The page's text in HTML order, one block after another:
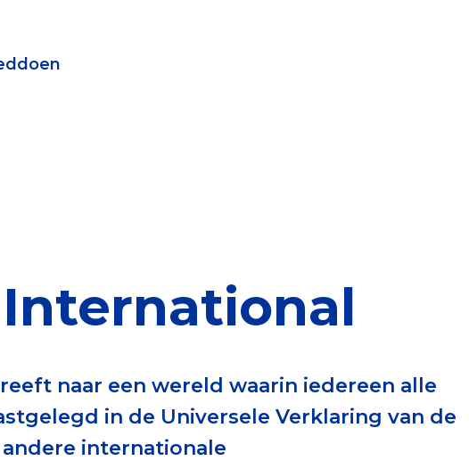
CBF-keurmerk van een goed doel
de Geef Gerust Checklist
naar een wereld waarin iedereen alle
in de Universele Verklaring van de
internationale